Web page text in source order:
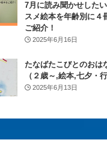
7月に読み聞かせした
スメ絵本を年齢別に４
ご紹介！
2025年6月16日
たなばたこびとのおは
（２歳～,絵本,七夕・行
2025年6月13日